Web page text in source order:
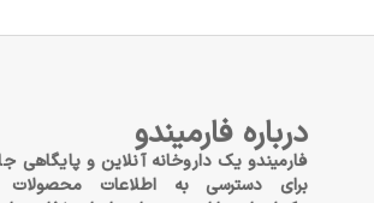
درباره فارمیندو
فارمیندو یک داروخانه آنلاین و پایگاهی
برای دسترسی به اطلاعات محصولات